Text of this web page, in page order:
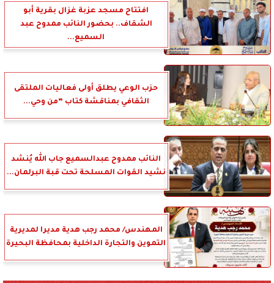
افتتاح مسجد عزبة غزال بقرية أبو
الشقاف.. بحضور النائب ممدوح عبد
السميع...
حزب الوعي يطلق أولى فعاليات الملتقى
الثقافي بمناقشة كتاب ”من وحي...
النائب ممدوح عبدالسميع جاب الله يُنشد
نشيد القوات المسلحة تحت قبة البرلمان...
المهندس/ محمد رجب هدية مديرا لمديرية
التموين والتجارة الداخلية بمحافظة البحيرة